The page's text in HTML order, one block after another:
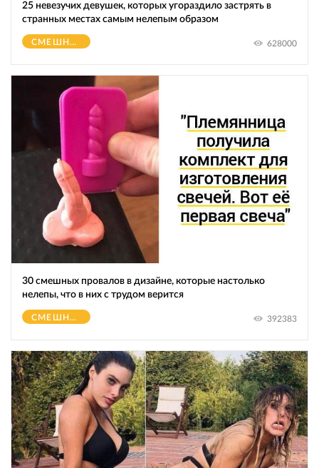
25 невезучих девушек, которых угораздило застрять в
странных местах самым нелепым образом
СМЕШНОЕ 628000
30 смешных провалов в дизайне, которые настолько
нелепы, что в них с трудом верится
СМЕШНОЕ 392383